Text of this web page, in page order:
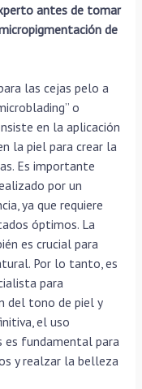
antes de tomar
de
las cejas pelo a
o
en la aplicación
la piel para crear la
Es importante
por un
ya que requiere
óptimos. La
es crucial para
Por lo tanto, es
para
del tono de piel y
el uso
es fundamental para
y realzar la belleza